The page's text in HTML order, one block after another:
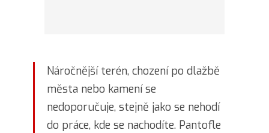
Náročnější terén, chození po dlažbě
města nebo kamení se
nedoporučuje, stejně jako se nehodí
do práce, kde se nachodíte. Pantofle